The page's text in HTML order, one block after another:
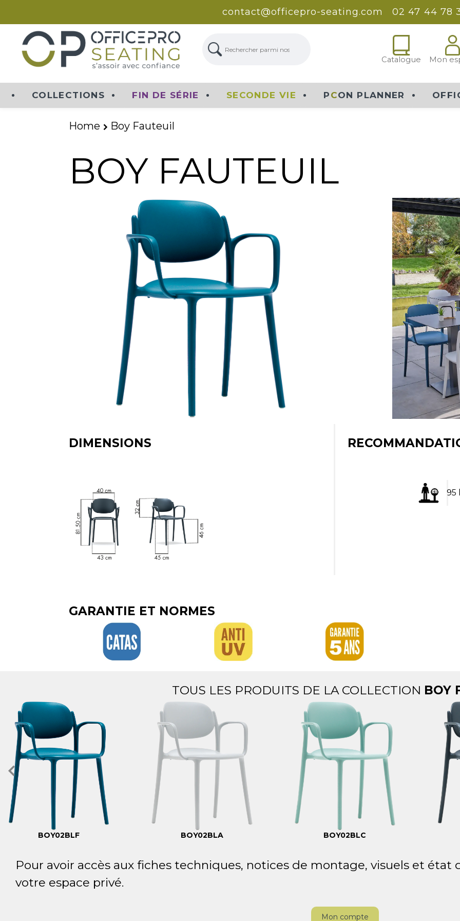
contact@officepro-seating.com 02 47 44 78
Recherche Catalogue Mon
COLLECTIONS FIN DE SÉRIE SECONDE VIE P CON PLANNER
Home Boy Fauteuil
BOY FAUTEUIL
DIMENSIONS
95
GARANTIE ET NORMES
TOUS LES PRODUITS DE LA COLLECTION BOY
BOY02BLF BOY02BLA BOY02BLC
Pour avoir accès aux fiches techniques, notices de montage, visuels et
votre espace privé.
Mon compte